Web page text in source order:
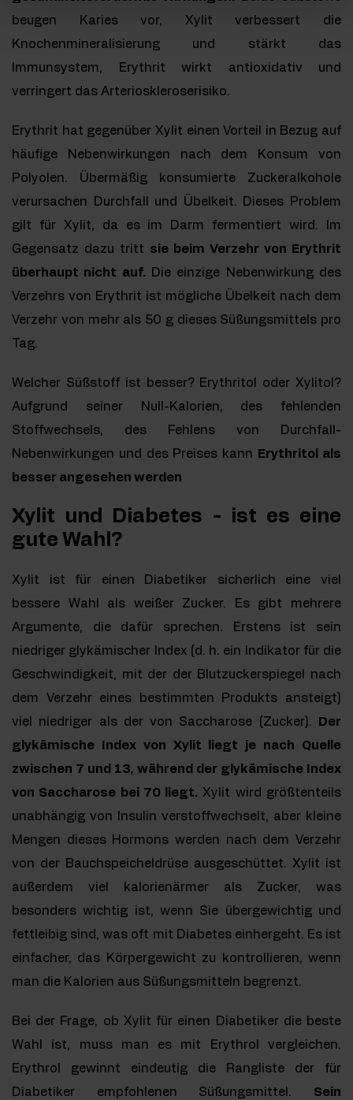
beugen Karies vor, Xylit verbessert die
Knochenmineralisierung und stärkt das
Immunsystem, Erythrit wirkt antioxidativ und
verringert das Arterioskleroserisiko.
Erythrit hat gegenüber Xylit einen Vorteil in Bezug auf
häufige Nebenwirkungen nach dem Konsum von
Polyolen. Übermäßig konsumierte Zuckeralkohole
verursachen Durchfall und Übelkeit. Dieses Problem
gilt für Xylit, da es im Darm fermentiert wird. Im
Gegensatz dazu tritt sie beim Verzehr von Erythrit
überhaupt nicht auf.Die einzige Nebenwirkung des
Verzehrs von Erythrit ist mögliche Übelkeit nach dem
Verzehr von mehr als 50 g dieses Süßungsmittels pro
Tag.
Welcher Süßstoff ist besser? Erythritol oder Xylitol?
Aufgrund seiner Null-Kalorien, des fehlenden
Stoffwechsels, des Fehlens von Durchfall-
Nebenwirkungen und des Preises kann
Erythritol als
besser angesehen werden
Xylit und Diabetes - ist es eine
gute Wahl?
Xylit ist für einen Diabetiker sicherlich eine viel
bessere Wahl als weißer Zucker. Es gibt mehrere
Argumente, die dafür sprechen. Erstens ist sein
niedriger glykämischer Index (d. h. ein Indikator für die
Geschwindigkeit, mit der der Blutzuckerspiegel nach
dem Verzehr eines bestimmten Produkts ansteigt)
viel niedriger als der von Saccharose (Zucker).
Der
glykämische Index von Xylit liegt je nach Quelle
zwischen 7 und 13, während der glykämische Index
von Saccharose bei 70 liegt. Xylit wird größtenteils
unabhängig von Insulin verstoffwechselt, aber kleine
Mengen dieses Hormons werden nach dem Verzehr
von der Bauchspeicheldrüse ausgeschüttet. Xylit ist
außerdem viel kalorienärmer als Zucker, was
besonders wichtig ist, wenn Sie übergewichtig und
fettleibig sind, was oft mit Diabetes einhergeht. Es ist
einfacher, das Körpergewicht zu kontrollieren, wenn
man die Kalorien aus Süßungsmitteln begrenzt.
Bei der Frage, ob Xylit für einen Diabetiker die beste
Wahl ist, muss man es mit Erythrol vergleichen.
Erythrol gewinnt eindeutig die Rangliste der für
Diabetiker empfohlenen Süßungsmittel. Sein